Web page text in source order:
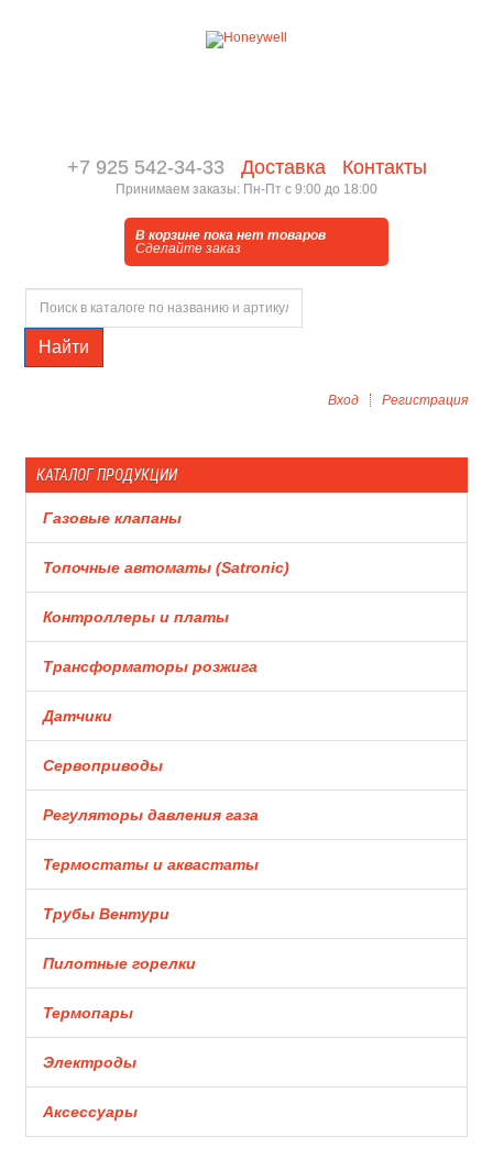
+7 925 542-34-33 Доставка Контакты
Принимаем заказы: Пн-Пт с 9:00 до 18:00
В корзине пока нет товаров
Сделайте заказ
Найти
Вход Регистрация
КАТАЛОГ ПРОДУКЦИИ
Газовые клапаны
Топочные автоматы (Satronic)
Контроллеры и платы
Трансформаторы розжига
Датчики
Сервоприводы
Регуляторы давления газа
Термостаты и аквастаты
Трубы Вентури
Пилотные горелки
Термопары
Электроды
Аксессуары